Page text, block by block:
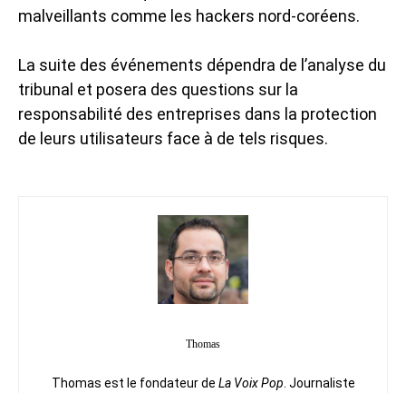
malveillants comme les hackers nord-coréens.
La suite des événements dépendra de l’analyse du
tribunal et posera des questions sur la
responsabilité des entreprises dans la protection
de leurs utilisateurs face à de tels risques.
Thomas
Thomas est le fondateur de La Voix Pop . Journaliste